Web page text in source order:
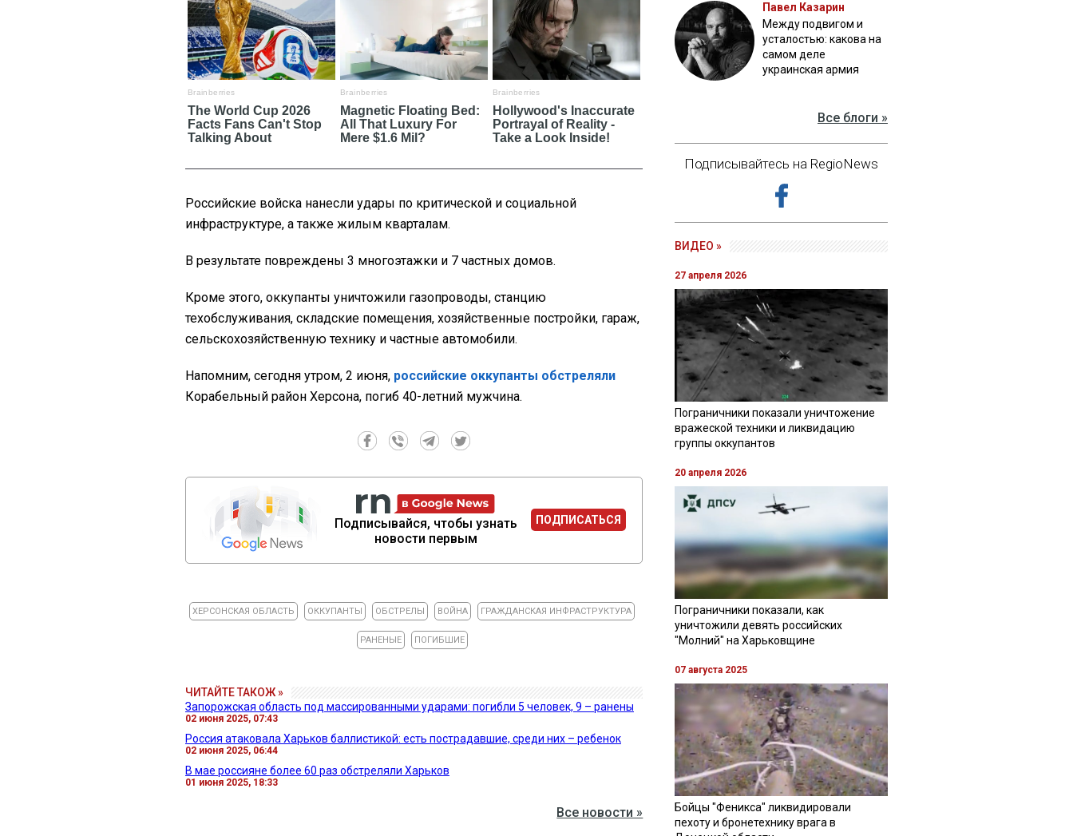
Российские войска нанесли удары по критической и социальной
инфраструктуре, а также жилым кварталам.
В результате повреждены 3 многоэтажки и 7 частных домов.
Кроме этого, оккупанты уничтожили газопроводы, станцию
техобслуживания, складские помещения, хозяйственные постройки, гараж,
сельскохозяйственную технику и частные автомобили.
Напомним, сегодня утром, 2 июня, российские оккупанты обстреляли
Корабельный район Херсона, погиб 40-летний мужчина.
Подписывайся, чтобы узнать
новости первым
ПОДПИСАТЬСЯ
ХЕРСОНСКАЯ ОБЛАСТЬ ОККУПАНТЫ ОБСТРЕЛЫ ВОЙНА ГРАЖДАНСКАЯ ИНФРАСТРУКТУРА
РАНЕНЫЕ ПОГИБШИЕ
ЧИТАЙТЕ ТАКОЖ »
Запорожская область под массированными ударами: погибли 5 человек, 9 – ранены
02 июня 2025, 07:43
Россия атаковала Харьков баллистикой: есть пострадавшие, среди них – ребенок
02 июня 2025, 06:44
В мае россияне более 60 раз обстреляли Харьков
01 июня 2025, 18:33
Все новости »
Павел Казарин
Между подвигом и
усталостью: какова на
самом деле
украинская армия
Все блоги »
Подписывайтесь на RegioNews
ВИДЕО »
27 апреля 2026
Пограничники показали уничтожение
вражеской техники и ликвидацию
группы оккупантов
20 апреля 2026
Пограничники показали, как
уничтожили девять российских
"Молний" на Харьковщине
07 августа 2025
Бойцы "Феникса" ликвидировали
пехоту и бронетехнику врага в